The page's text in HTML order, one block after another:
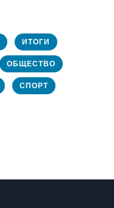
ИТОГИ
ОБЩЕСТВО
СПОРТ